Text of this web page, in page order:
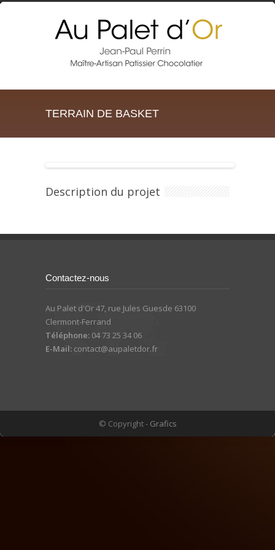
TERRAIN DE BASKET
Description du projet
Contactez-nous
Au Palet d'Or 47, rue Jules Guesde 63100
Clermont-Ferrand
Téléphone: 04 73 25 34 06
E-Mail: contact@aupaletdor.fr
© Copyright - Grafics